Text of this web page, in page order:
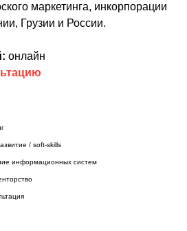
маркетинга, инкорпорации
Грузии и России.
онлайн
/ soft-skills
информационных систем